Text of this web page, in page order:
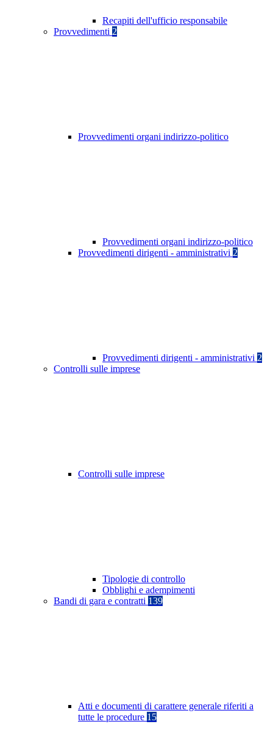
Recapiti dell'ufficio responsabile
Provvedimenti 2
Provvedimenti organi indirizzo-politico
Provvedimenti organi indirizzo-politico
Provvedimenti dirigenti - amministrativi 2
Provvedimenti dirigenti - amministrativi 2
Controlli sulle imprese
Controlli sulle imprese
Tipologie di controllo
Obblighi e adempimenti
Bandi di gara e contratti 139
Atti e documenti di carattere generale riferiti a
tutte le procedure 15